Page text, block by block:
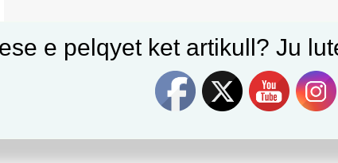
e pelqyet ket artikull? Ju